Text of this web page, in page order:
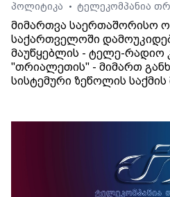
პოლიტიკა
• ტელეკომპანია
მიმართვა საერთაშორისო
საქართველოში
მაუწყებლის - ტელე-რადიო
"თრიალეთის" - მიმართ
სისტემური ზეწოლის